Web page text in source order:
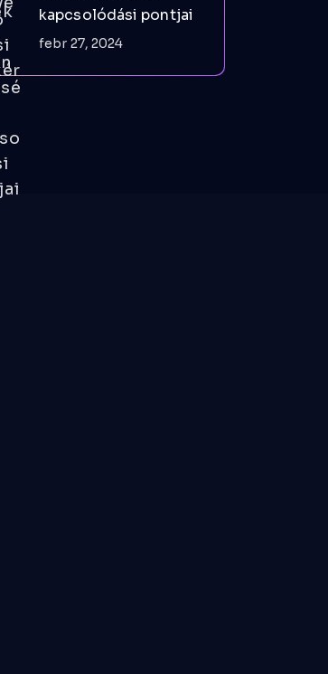
kapcsolódási pontjai
febr 27, 2024